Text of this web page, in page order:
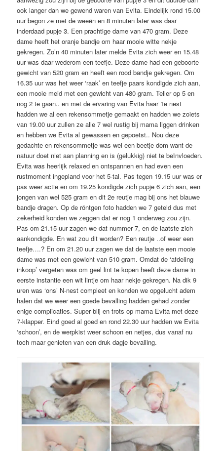
ook langer dan we gewend waren van Evita. Eindelijk rond 15.00
uur begon ze met de weeën en 8 minuten later was daar
inderdaad pupje 3. Een prachtige dame van 470 gram. Deze
dame heeft het oranje bandje om haar mooie witte nekje
gekregen. Zo’n 40 minuten later melde Evita zich weer en 15.48
uur was daar wederom een teefje. Deze dame had een geboorte
gewicht van 520 gram en heeft een rood bandje gekregen. Om
16.35 uur was het weer ‘raak’ en teefje paars kondigde zich aan,
een mooie meid met een gewicht van 480 gram. Teller op 5 en
nog 2 te gaan.. en met de ervaring van Evita haar 1e nest
hadden we al een rekensommetje gemaakt en hadden we zoiets
van 19.00 uur zullen ze alle 7 wel rustig bij mama liggen drinken
en hebben we Evita al gewassen en gepoetst.. Nou deze
gedachte en rekensommetje was wel een beetje dom want de
natuur doet niet aan planning en is (gelukkig) niet te beïnvloeden.
Evita was heerlijk relaxed en ontspannen en had even een
rustmoment ingepland voor het 5-tal. Pas tegen 19.15 uur was er
pas weer actie en om 19.25 kondigde zich pupje 6 zich aan, een
jongen van wel 525 gram en dit 2e reutje mag bij ons het blauwe
bandje dragen. Op de röntgen foto hadden we 7 geteld dus met
zekerheid konden we zeggen dat er nog 1 onderweg zou zijn.
Pas om 21.15 uur zagen we dat nummer 7, en de laatste zich
aankondigde. En wat zou dit worden? Een reutje ..of weer een
teefje….? En om 21.20 uur zagen we dat de laatste een mooie
dame was met een gewicht van 510 gram. Omdat de ‘afdeling
inkoop’ vergeten was om geel lint te kopen heeft deze dame in
eerste instantie een wit lintje om haar nekje gekregen. Na dik 9
uren was ‘ons’ N-nest compleet en konden we opgelucht adem
halen dat we weer een goede bevalling hadden gehad zonder
enige complicaties. Super blij en trots op mama Evita met deze
7-klapper. Eind goed al goed en rond 22.30 uur hadden we Evita
‘schoon’, en de werpkist weer schoon en netjes, dus vanaf nu
toch maar genieten van een druk dagje bevalling.